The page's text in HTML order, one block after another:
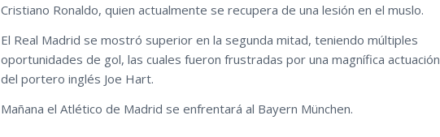
Cristiano Ronaldo, quien actualmente se recupera de una lesión en el muslo.
El Real Madrid se mostró superior en la segunda mitad, teniendo múltiples
oportunidades de gol, las cuales fueron frustradas por una magnífica actuación
del portero inglés Joe Hart.
Mañana el Atlético de Madrid se enfrentará al Bayern München.